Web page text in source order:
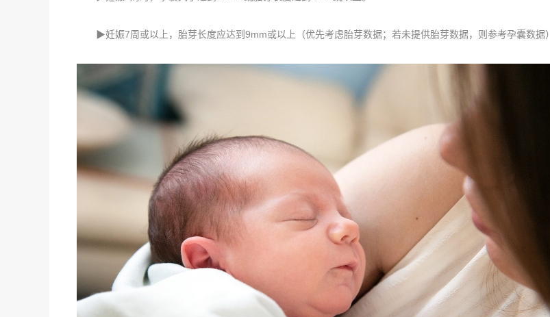
▶妊娠7周或以上，胎芽长度应达到9mm或以上（优先考虑胎芽数据；若未提供胎芽数据，则参考孕囊数据）